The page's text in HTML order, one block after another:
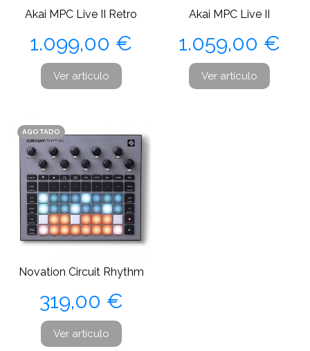
Akai MPC Live II Retro
Precio
1.099,00 €
Ver artículo
Akai MPC Live II
Precio
1.059,00 €
Ver artículo
AGOTADO
Novation Circuit Rhythm
Precio
319,00 €
Ver artículo